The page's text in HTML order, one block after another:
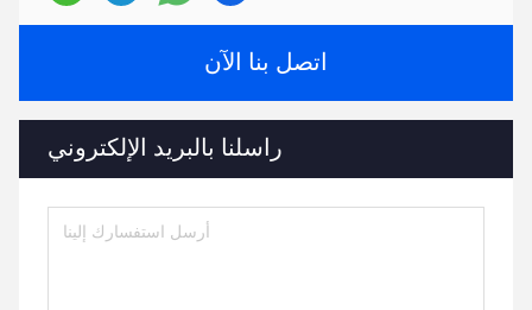
اتصل بنا الآن
راسلنا بالبريد الإلكتروني